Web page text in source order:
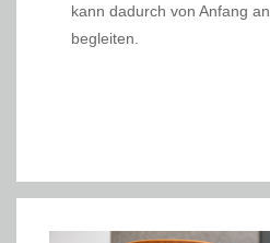
kann dadurch von Anfang
begleiten.